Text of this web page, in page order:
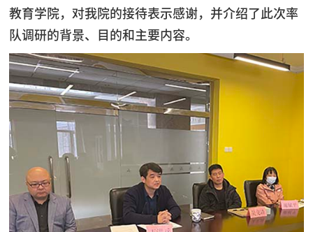
教育学院，对我院的接待表示感谢，并介绍了此次率
队调研的背景、目的和主要内容。